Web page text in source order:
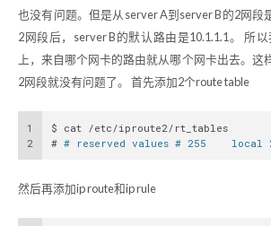
也没有问题。但是从server A到server B的2网段
2网段后，server B的默认路由是10.1.1.1。 所
上，来自哪个网卡的路由就从哪个网卡出去。这
2网段就没有问题了。 首先添加2个route table
1
2
$ cat /etc/iproute2/rt_tables
# # reserved values # 255    local
然后再添加ip route和ip rule